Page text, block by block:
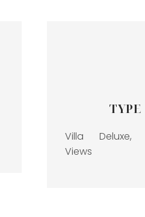
TYPE
Villa Deluxe,
Views